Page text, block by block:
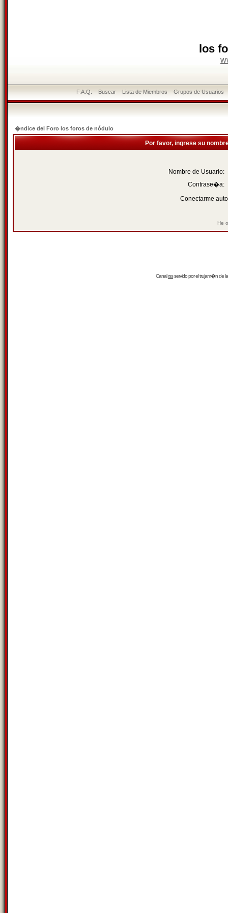
los
F.A.Q. Buscar Lista de Miembros Grupos de Usuarios
�ndice del Foro los foros de nódulo
Por favor, ingrese su
Nombre de Usuario:
Contrase�a:
Conectarme
He
Canalrssservido por eltrujam�nde